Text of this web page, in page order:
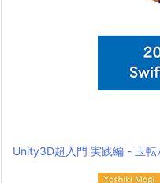
Unity3D超入門 実践編 - 玉転